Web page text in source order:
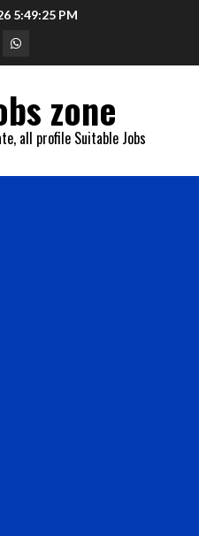
5:49:26 PM
Whatsapp
zone
all profile Suitable Jobs